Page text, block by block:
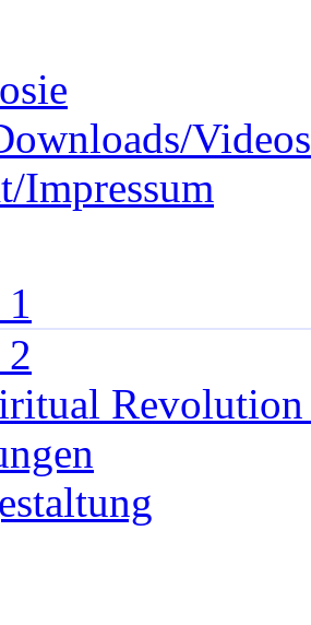
Videos
Impressum